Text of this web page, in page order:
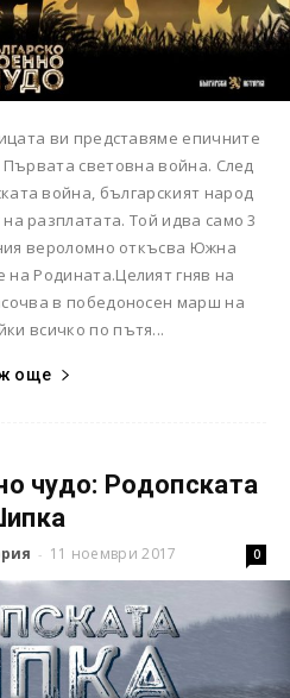
ви представяме епичните
световна война. След
война, българският народ
разплатата. Той идва само 3
вероломно откъсва Южна
Родината.Целият гняв на
в победоносен марш на
всичко по пътя...
още
чудо: Родопската
- 11 ноември 2017 0